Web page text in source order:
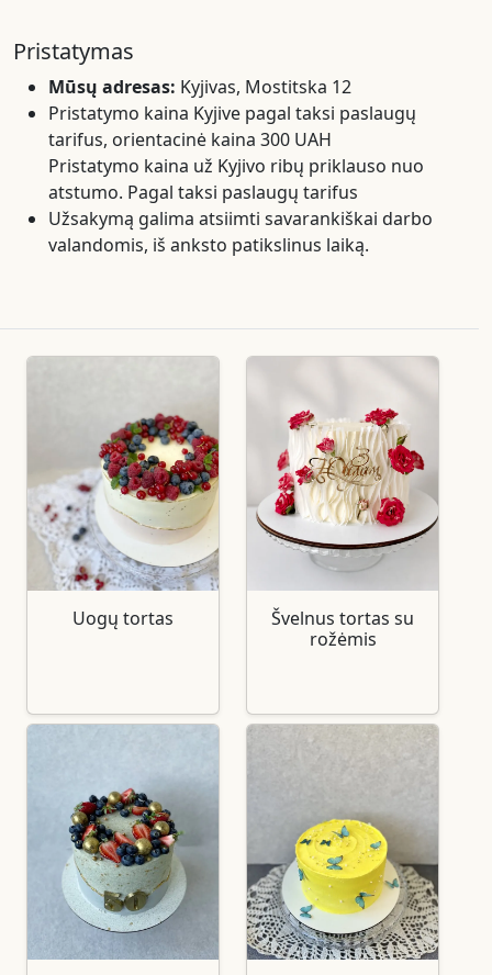
Pristatymas
Mūsų adresas: Kyjivas, Mostitska 12
Pristatymo kaina Kyjive pagal taksi paslaugų
tarifus, orientacinė kaina 300 UAH
Pristatymo kaina už Kyjivo ribų priklauso nuo
atstumo. Pagal taksi paslaugų tarifus
Užsakymą galima atsiimti savarankiškai darbo
valandomis, iš anksto patikslinus laiką.
Uogų tortas
Švelnus tortas su
rožėmis